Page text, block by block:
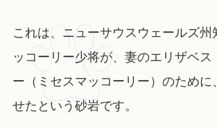
これは、ニューサウスウェールズ州
ッコーリー少将が、妻のエリザベス
ー（ミセスマッコーリー）のために
せたという砂岩です。